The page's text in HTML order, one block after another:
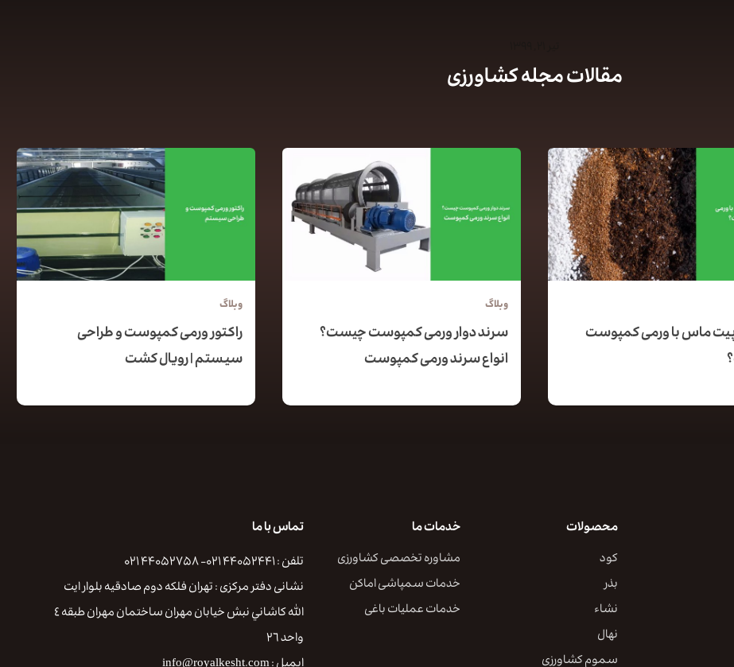
مقالات مجله کشاورزی
ماس با ورمی کمپوست
وبلاگ
سرند دوار ورمی کمپوست چیست؟
انواع سرند ورمی کمپوست
وبلاگ
راکتور ورمی کمپوست و طراحی
سیستم | رویال کشت
محصولات
کود
بذر
نشاء
نهال
سموم کشاورزی
خدمات ما
مشاوره تخصصی کشاورزی
خدمات سمپاشی اماکن
خدمات عملیات باغی
تماس با ما
تلفن : ۴۴۰۵۲۴۴۱ ۰۲۱- ۴۴۰۵۲۷۵۸ ۰۲۱
نشانی دفتر مرکزی : تهران فلكه دوم صادقيه بلوار ايت
الله كاشاني نبش خيابان مهران ساختمان مهران طبقه ٤
واحد ٢٦